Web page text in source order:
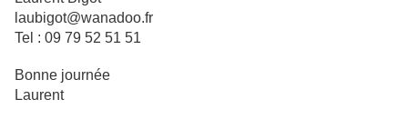
laubigot@wanadoo.fr
Tel : 09 79 52 51 51
Bonne journée
Laurent